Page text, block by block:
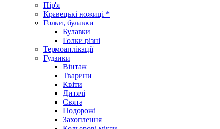
Пір'я
Кравецькі ножиці *
Голки, булавки
Булавки
Голки різні
Термоаплікації
Гудзики
Вінтаж
Тварини
Квіти
Дитячі
Свята
Подорожі
Захоплення